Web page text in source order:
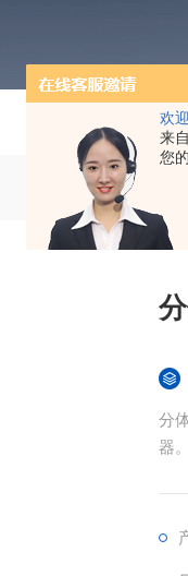
欢
来
您
当前
分
器。